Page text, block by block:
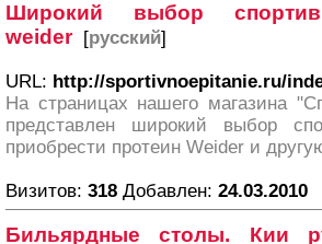
Широкий выбор
weider[русский]
URL: http://sportivnoepitanie.ru/
На страницах нашего магазина
представлен широкий выбор
приобрести протеин Weider и
Визитов: 318 Добавлен: 24.03.2010
Бильярдные столы. Кии